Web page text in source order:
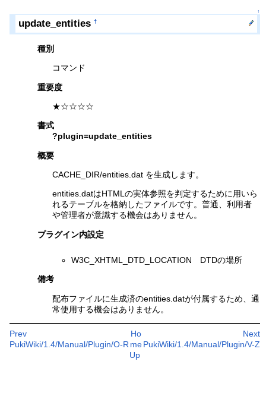
↑
update_entities †
種別
コマンド
重要度
★☆☆☆☆
書式
?plugin=update_entities
概要
CACHE_DIR/entities.dat を生成します。
entities.datはHTMLの実体参照を判定するために用いら
れるテーブルを格納したファイルです。普通、利用者
や管理者が意識する機会はありません。
プラグイン内設定
W3C_XHTML_DTD_LOCATION DTDの場所
備考
配布ファイルに生成済のentities.datが付属するため、通
常使用する機会はありません。
Prev
PukiWiki/1.4/Manual/Plugin/O-R
Next
PukiWiki/1.4/Manual/Plugin/V-Z
Ho
me
Up